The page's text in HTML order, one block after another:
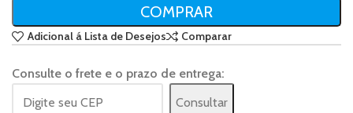
COMPRAR
Adicional á Lista de Desejos Comparar
Consulte o frete e o prazo de entrega:
Consultar